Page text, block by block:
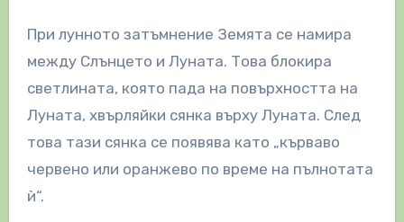
При лунното затъмнение Земята се намира
между Слънцето и Луната. Това блокира
светлината, която пада на повърхността на
Луната, хвърляйки сянка върху Луната. След
това тази сянка се появява като „кърваво
червено или оранжево по време на пълнотата
ѝ“.